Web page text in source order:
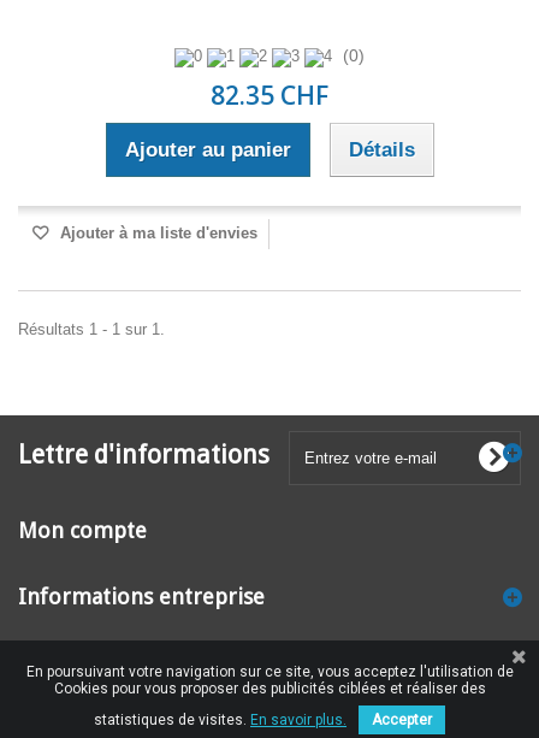
(0)
82.35 CHF
Ajouter au panier Détails
Ajouter à ma liste d'envies
Résultats 1 - 1 sur 1.
Lettre d'informations
Mon compte
Informations entreprise
En poursuivant votre navigation sur ce site, vous acceptez l'utilisation de
Cookies pour vous proposer des publicités ciblées et réaliser des
statistiques de visites. En savoir plus. Accepter